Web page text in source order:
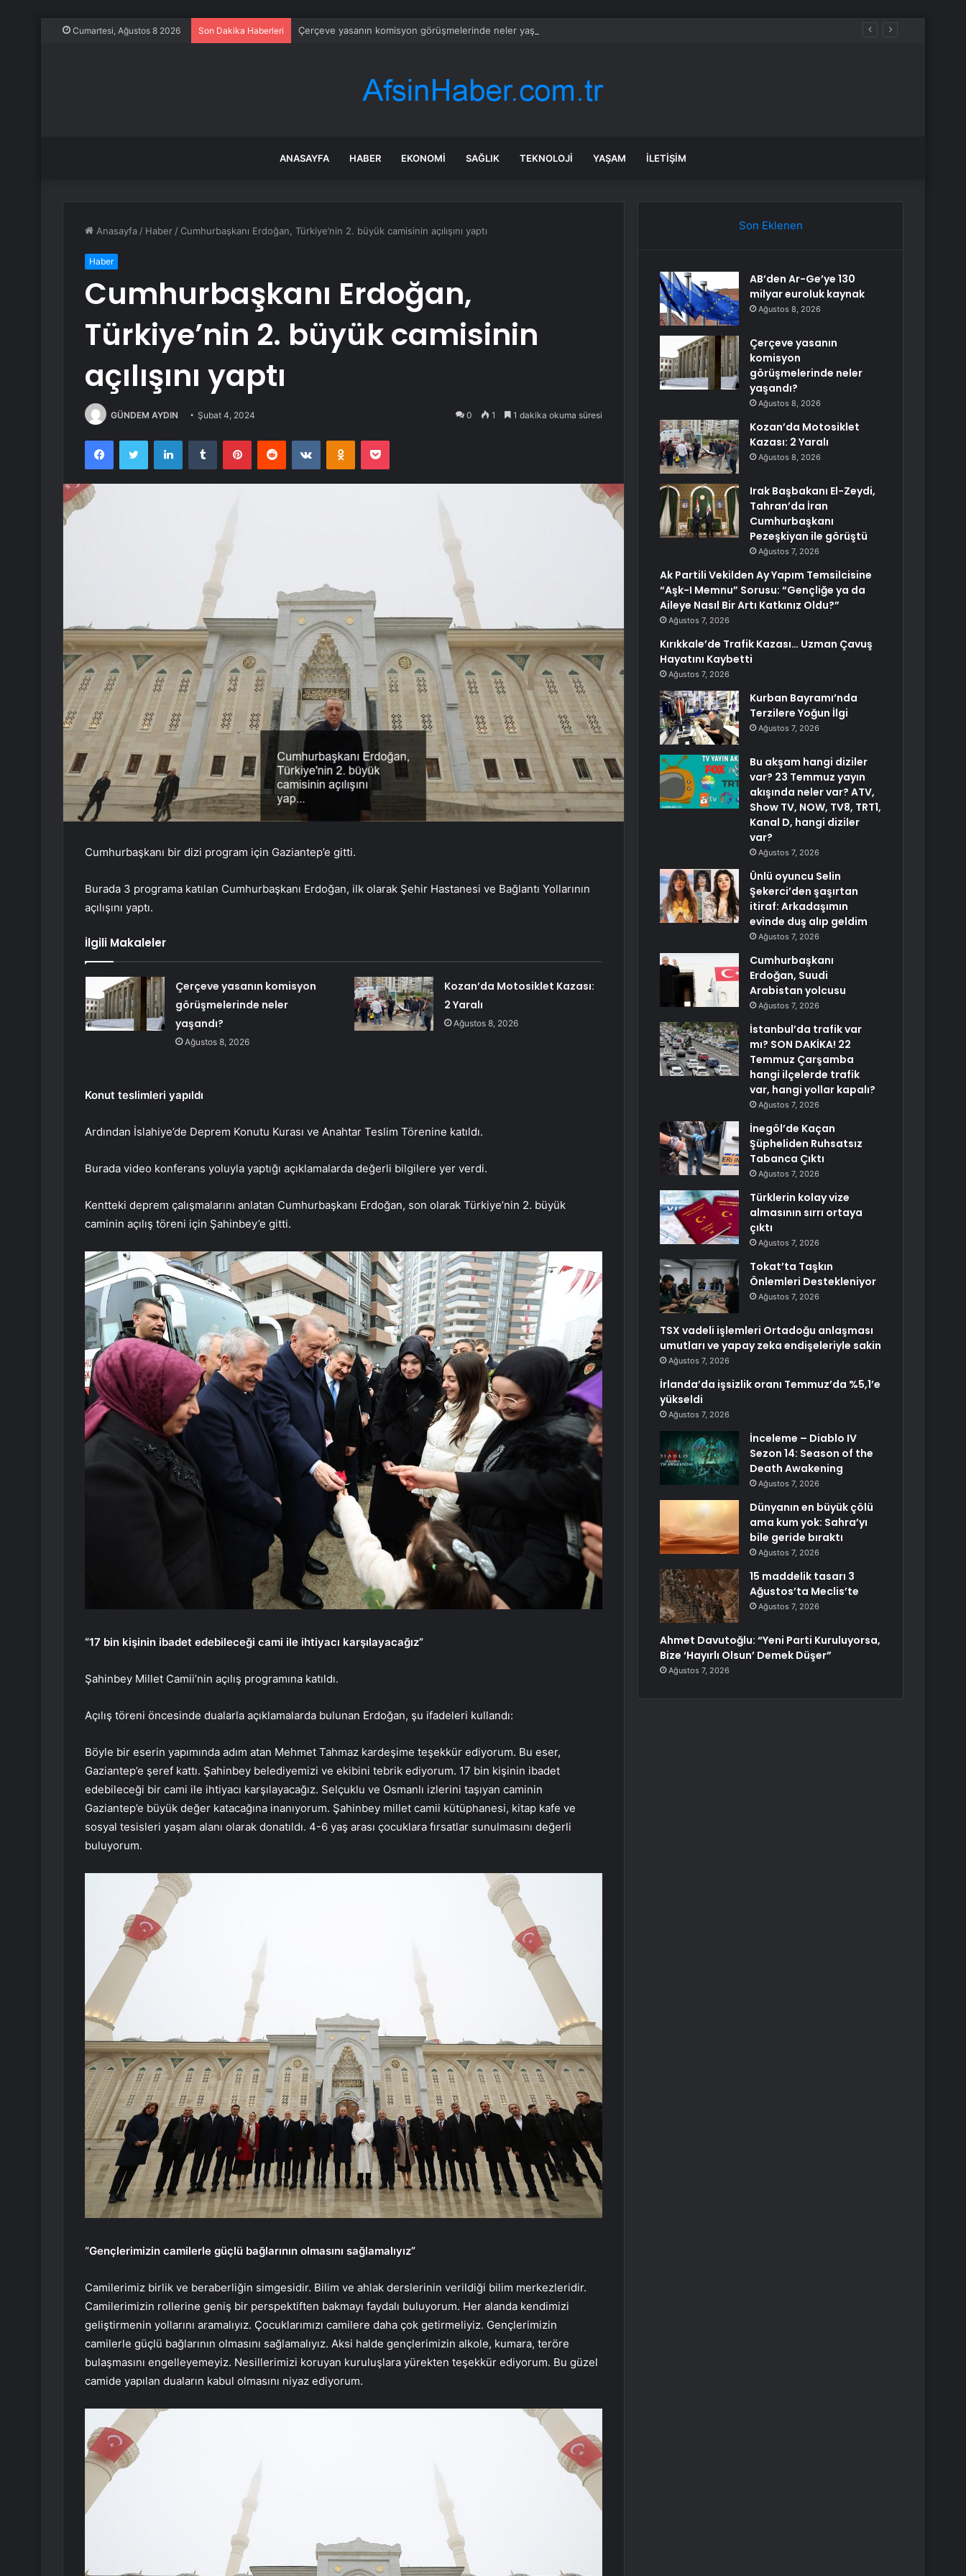
Cumartesi, Ağustos 8 2026 Son Dakika Haberleri Çerçeve yasanın komisyon görüşmelerinde neler yaşandı?
ANASAYFA HABER EKONOMI SAĞLIK TEKNOLOJI YAŞAM İLETIŞIM
Anasayfa / Haber / Cumhurbaşkanı Erdoğan, Türkiye’nin 2. büyük camisinin açılışını yaptı
Haber
Cumhurbaşkanı Erdoğan,
Türkiye’nin 2. büyük camisinin
açılışını yaptı
GÜNDEM AYDIN Şubat 4, 2024 0 1 1 dakika okuma süresi
FacebookTwitter LinkedInTumblr PinterestReddit VKontakteOdnoklassniki
Pocket
Cumhurbaşkanı bir dizi program için Gaziantep’e gitti.
Burada 3 programa katılan Cumhurbaşkanı Erdoğan, ilk olarak Şehir Hastanesi ve Bağlantı Yollarının
açılışını yaptı.
İlgili Makaleler
Çerçeve yasanın komisyon
görüşmelerinde neler
yaşandı?
Ağustos 8, 2026
Kozan’da Motosiklet Kazası:
2 Yaralı
Ağustos 8, 2026
Konut teslimleri yapıldı
Ardından İslahiye’de Deprem Konutu Kurası ve Anahtar Teslim Törenine katıldı.
Burada video konferans yoluyla yaptığı açıklamalarda değerli bilgilere yer verdi.
Kentteki deprem çalışmalarını anlatan Cumhurbaşkanı Erdoğan, son olarak Türkiye’nin 2. büyük
caminin açılış töreni için Şahinbey’e gitti.
“17 bin kişinin ibadet edebileceği cami ile ihtiyacı karşılayacağız”
Şahinbey Millet Camii’nin açılış programına katıldı.
Açılış töreni öncesinde dualarla açıklamalarda bulunan Erdoğan, şu ifadeleri kullandı:
Böyle bir eserin yapımında adım atan Mehmet Tahmaz kardeşime teşekkür ediyorum. Bu eser,
Gaziantep’e şeref kattı. Şahinbey belediyemizi ve ekibini tebrik ediyorum. 17 bin kişinin ibadet
edebileceği bir cami ile ihtiyacı karşılayacağız. Selçuklu ve Osmanlı izlerini taşıyan caminin
Gaziantep’e büyük değer katacağına inanıyorum. Şahinbey millet camii kütüphanesi, kitap kafe ve
sosyal tesisleri yaşam alanı olarak donatıldı. 4-6 yaş arası çocuklara fırsatlar sunulmasını değerli
buluyorum.
“Gençlerimizin camilerle güçlü bağlarının olmasını sağlamalıyız”
Camilerimiz birlik ve beraberliğin simgesidir. Bilim ve ahlak derslerinin verildiği bilim merkezleridir.
Camilerimizin rollerine geniş bir perspektiften bakmayı faydalı buluyorum. Her alanda kendimizi
geliştirmenin yollarını aramalıyız. Çocuklarımızı camilere daha çok getirmeliyiz. Gençlerimizin
camilerle güçlü bağlarının olmasını sağlamalıyız. Aksi halde gençlerimizin alkole, kumara, teröre
bulaşmasını engelleyemeyiz. Nesillerimizi koruyan kuruluşlara yürekten teşekkür ediyorum. Bu güzel
camide yapılan duaların kabul olmasını niyaz ediyorum.
Son Eklenen
AB’den Ar-Ge’ye 130
milyar euroluk kaynak
Ağustos 8, 2026
Çerçeve yasanın
komisyon
görüşmelerinde neler
yaşandı?
Ağustos 8, 2026
Kozan’da Motosiklet
Kazası: 2 Yaralı
Ağustos 8, 2026
Irak Başbakanı El-Zeydi,
Tahran’da İran
Cumhurbaşkanı
Pezeşkiyan ile görüştü
Ağustos 7, 2026
Ak Partili Vekilden Ay Yapım Temsilcisine
“Aşk-I Memnu” Sorusu: “Gençliğe ya da
Aileye Nasıl Bir Artı Katkınız Oldu?”
Ağustos 7, 2026
Kırıkkale’de Trafik Kazası… Uzman Çavuş
Hayatını Kaybetti
Ağustos 7, 2026
Kurban Bayramı’nda
Terzilere Yoğun İlgi
Ağustos 7, 2026
Bu akşam hangi diziler
var? 23 Temmuz yayın
akışında neler var? ATV,
Show TV, NOW, TV8, TRT1,
Kanal D, hangi diziler
var?
Ağustos 7, 2026
Ünlü oyuncu Selin
Şekerci’den şaşırtan
itiraf: Arkadaşımın
evinde duş alıp geldim
Ağustos 7, 2026
Cumhurbaşkanı
Erdoğan, Suudi
Arabistan yolcusu
Ağustos 7, 2026
İstanbul’da trafik var
mı? SON DAKİKA! 22
Temmuz Çarşamba
hangi ilçelerde trafik
var, hangi yollar kapalı?
Ağustos 7, 2026
İnegöl’de Kaçan
Şüpheliden Ruhsatsız
Tabanca Çıktı
Ağustos 7, 2026
Türklerin kolay vize
almasının sırrı ortaya
çıktı
Ağustos 7, 2026
Tokat’ta Taşkın
Önlemleri Destekleniyor
Ağustos 7, 2026
TSX vadeli işlemleri Ortadoğu anlaşması
umutları ve yapay zeka endişeleriyle sakin
Ağustos 7, 2026
İrlanda’da işsizlik oranı Temmuz’da %5,1’e
yükseldi
Ağustos 7, 2026
İnceleme – Diablo IV
Sezon 14: Season of the
Death Awakening
Ağustos 7, 2026
Dünyanın en büyük çölü
ama kum yok: Sahra’yı
bile geride bıraktı
Ağustos 7, 2026
15 maddelik tasarı 3
Ağustos’ta Meclis’te
Ağustos 7, 2026
Ahmet Davutoğlu: “Yeni Parti Kuruluyorsa,
Bize ‘Hayırlı Olsun’ Demek Düşer”
Ağustos 7, 2026